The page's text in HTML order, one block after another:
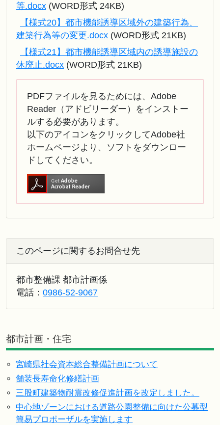
等.docx (WORD形式 24KB)
【様式20】都市機能誘導区域外の建築行為、
建築行為等の変更.docx (WORD形式 21KB)
【様式21】都市機能誘導区域内の誘導施設の
休廃止.docx (WORD形式 21KB)
PDFファイルを見るためには、Adobe
Reader（アドビリーダー）をインストー
ルする必要があります。
以下のアイコンをクリックしてAdobe社
ホームページより、ソフトをダウンロー
ドしてください。
このページに関するお問合せ先
都市整備課 都市計画係
電話： 0986-52-9067
都市計画・住宅
宮崎県社会資本総合整備計画について
舗装長寿命化修繕計画
三股町建築物耐震改修促進計画を改定しました。
中心地ゾーンにおける道路公園整備に向けた公募型
簡易プロポーザルを実施します